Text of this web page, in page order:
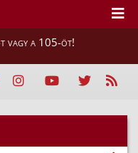
t vagy a 105-öt!